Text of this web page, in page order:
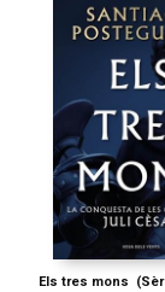
Els tres mons